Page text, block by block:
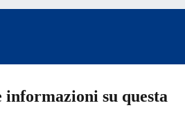
informazioni su questa